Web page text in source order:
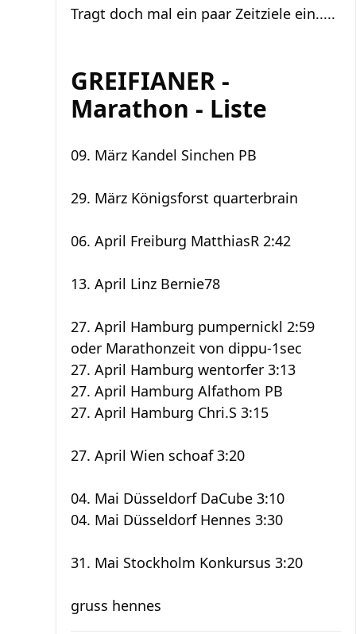
Tragt doch mal ein paar Zeitziele ein.....
GREIFIANER -
Marathon - Liste
09. März Kandel Sinchen PB
29. März Königsforst quarterbrain
06. April Freiburg MatthiasR 2:42
13. April Linz Bernie78
27. April Hamburg pumpernickl 2:59
oder Marathonzeit von dippu-1sec
27. April Hamburg wentorfer 3:13
27. April Hamburg Alfathom PB
27. April Hamburg Chri.S 3:15
27. April Wien schoaf 3:20
04. Mai Düsseldorf DaCube 3:10
04. Mai Düsseldorf Hennes 3:30
31. Mai Stockholm Konkursus 3:20
gruss hennes